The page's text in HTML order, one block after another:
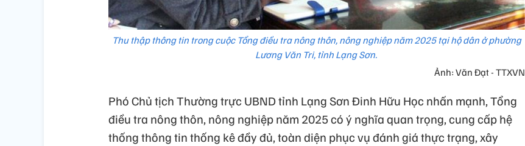
Thu thập thông tin trong cuộc Tổng điều tra nông thôn, nông nghiệp năm 2025 tại hộ dân ở phường
Lương Văn Tri, tỉnh Lạng Sơn.
Ảnh: Văn Đạt - TTXVN
Phó Chủ tịch Thường trực UBND tỉnh Lạng Sơn Đinh Hữu Học nhấn mạnh, Tổng
điều tra nông thôn, nông nghiệp năm 2025 có ý nghĩa quan trọng, cung cấp hệ
thống thông tin thống kê đầy đủ, toàn diện phục vụ đánh giá thực trạng, xây